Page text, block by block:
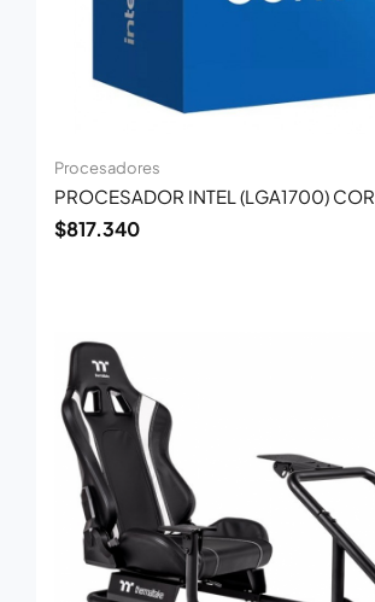
Procesadores
PROCESADOR INTEL (LGA1700) COR
$817.340